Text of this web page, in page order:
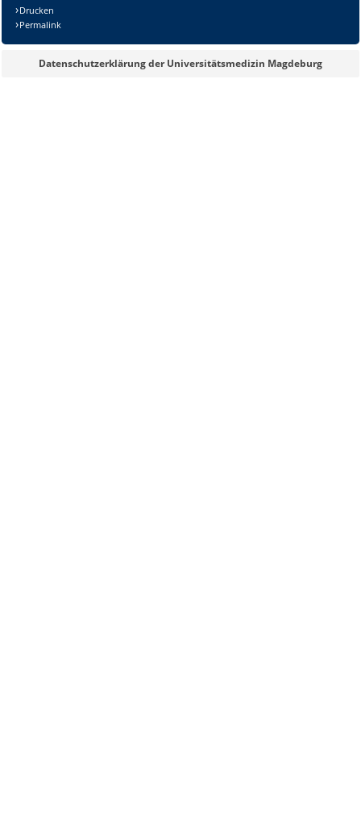
Drucken
Permalink
Datenschutzerklärung der Universitätsmedizin Magdeburg